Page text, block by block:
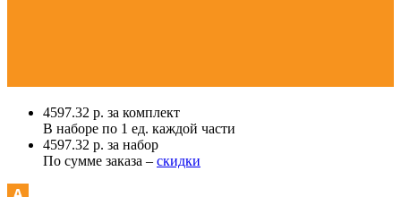
4597.32 р. за комплект
В наборе по 1 ед. каждой части
4597.32 р. за набор
По сумме заказа – скидки